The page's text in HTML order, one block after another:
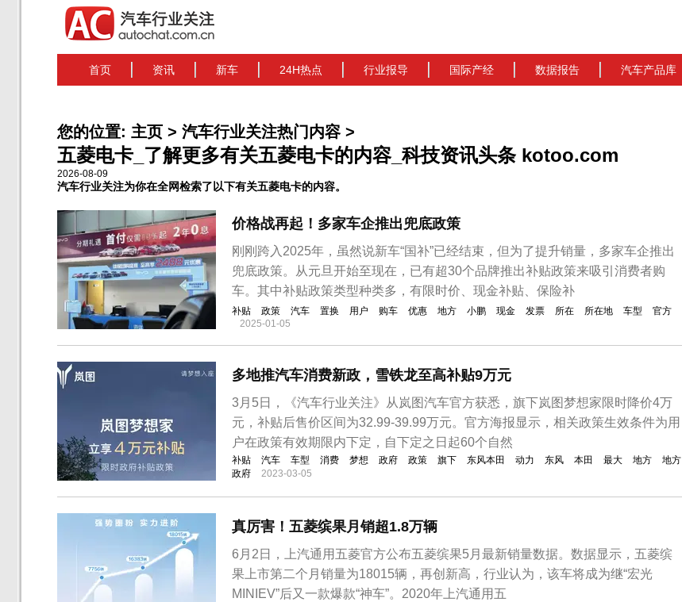
首页 资讯 新车 24H热点 行业报导 国际产经 数据报告 汽车产品库
您的位置: 主页 > 汽车行业关注热门内容 >
五菱电卡_了解更多有关五菱电卡的内容_科技资讯头条 kotoo.com
2026-08-09
汽车行业关注为你在全网检索了以下有关五菱电卡的内容。
价格战再起！多家车企推出兜底政策
刚刚跨入2025年，虽然说新车“国补”已经结束，但为了提升销量，多家车企推出
兜底政策。从元旦开始至现在，已有超30个品牌推出补贴政策来吸引消费者购
车。其中补贴政策类型种类多，有限时价、现金补贴、保险补
补贴 政策 汽车 置换 用户 购车 优惠 地方 小鹏 现金 发票 所在 所在地 车型
官方
2025-01-05
多地推汽车消费新政，雪铁龙至高补贴9万元
3月5日，《汽车行业关注》从岚图汽车官方获悉，旗下岚图梦想家限时降价4万
元，补贴后售价区间为32.99-39.99万元。官方海报显示，相关政策生效条件为用
户在政策有效期限内下定，自下定之日起60个自然
补贴 汽车 车型 消费 梦想 政府 政策 旗下 东风本田 动力 东风 本田 最大 地方
地方
政府
2023-03-05
真厉害！五菱缤果月销超1.8万辆
6月2日，上汽通用五菱官方公布五菱缤果5月最新销量数据。数据显示，五菱缤
果上市第二个月销量为18015辆，再创新高，行业认为，该车将成为继“宏光
MINIEV”后又一款爆款“神车”。2020年上汽通用五